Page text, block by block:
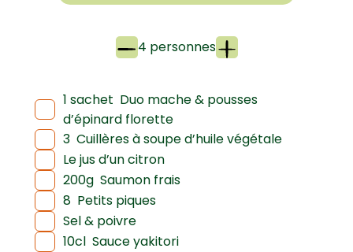
4 personnes
1 sachet Duo mache & pousses
d’épinard florette
3 Cuillères à soupe d’huile végétale
Le jus d’un citron
200g Saumon frais
8 Petits piques
Sel & poivre
10cl Sauce yakitori